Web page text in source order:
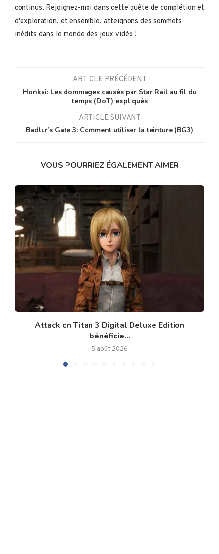
continus. Rejoignez-moi dans cette quête de complétion et
d'exploration, et ensemble, atteignons des sommets
inédits dans le monde des jeux vidéo !
ARTICLE PRÉCÉDENT
Honkai: Les dommages causés par Star Rail au fil du
temps (DoT) expliqués
ARTICLE SUIVANT
Badlur’s Gate 3: Comment utiliser la teinture (BG3)
VOUS POURRIEZ ÉGALEMENT AIMER
Attack on Titan 3 Digital Deluxe Edition
bénéficie...
5 août 2026